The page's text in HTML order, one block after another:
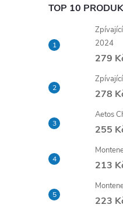
P
o
s
t
r
a
n
TOP 10
2024
279
278
Aetos
255
213
223